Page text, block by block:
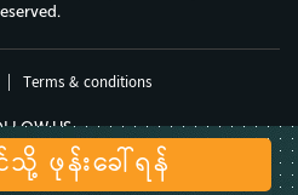
| Terms & conditions
US
သို့ ဖုန်းခေါ်ရန်